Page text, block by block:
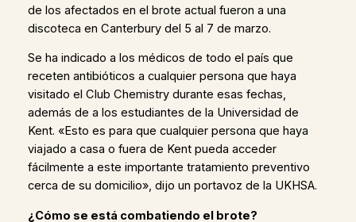
de los afectados en el brote actual fueron a una
discoteca en Canterbury del 5 al 7 de marzo.
Se ha indicado a los médicos de todo el país que
receten antibióticos a cualquier persona que haya
visitado el Club Chemistry durante esas fechas,
además de a los estudiantes de la Universidad de
Kent. «Esto es para que cualquier persona que haya
viajado a casa o fuera de Kent pueda acceder
fácilmente a este importante tratamiento preventivo
cerca de su domicilio», dijo un portavoz de la UKHSA.
¿Cómo se está combatiendo el brote?